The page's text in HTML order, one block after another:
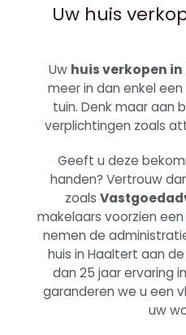
Uw huis
Uw huis verkopen
meer in dan enkel een
tuin. Denk maar aan
verplichtingen zoals
Geeft u deze
handen? Vertrouw
zoals
makelaars voorzien een
nemen de
huis in Haaltert aan
dan 25 jaar ervaring
garanderen we u een
uw